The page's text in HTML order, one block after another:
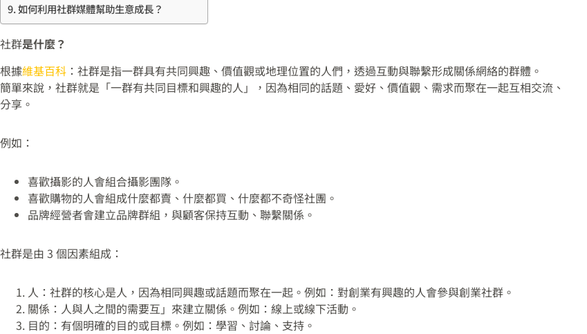
如何利用社群媒體幫助生意成長？
社群是什麼？
根據維基百科 ：社群是指一群具有共同興趣、價值觀或地理位置的人們，透過互動與聯繫形成關係網絡的群體。
簡單來說，社群就是「一群有共同目標和興趣的人」，因為相同的話題、愛好、價值觀、需求而聚在一起互相交流、
分享。
例如：
喜歡攝影的人會組合攝影團隊。
喜歡購物的人會組成什麼都賣、什麼都買、什麼都不奇怪社團。
品牌經營者會建立品牌群組，與顧客保持互動、聯繫關係。
社群是由 3 個因素組成：
人：社群的核心是人，因為相同興趣或話題而聚在一起。例如：對創業有興趣的人會參與創業社群。
關係：人與人之間的需要互」來建立關係。例如：線上或線下活動。
目的：有個明確的目的或目標。例如：學習、討論、支持。